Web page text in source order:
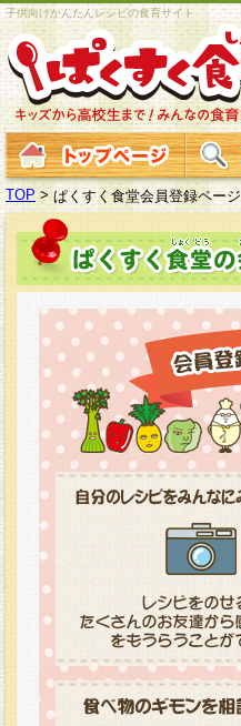
子供向けかんたんレシピの食育サイト
TOP > ぱくすく食堂会員登録ページ